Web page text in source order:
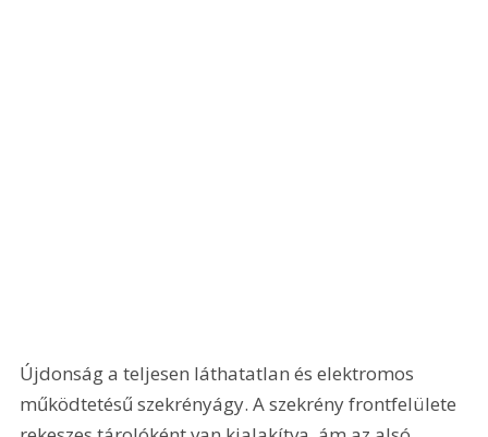
Újdonság a teljesen láthatatlan és elektromos
működtetésű szekrényágy. A szekrény frontfelülete